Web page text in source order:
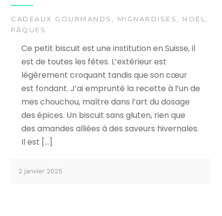
CADEAUX GOURMANDS , MIGNARDISES , NOËL,
PÂQUES
Ce petit biscuit est une institution en Suisse, il
est de toutes les fêtes. L’extérieur est
légèrement croquant tandis que son cœur
est fondant. J’ai emprunté la recette à l’un de
mes chouchou, maître dans l’art du dosage
des épices. Un biscuit sans gluten, rien que
des amandes alliées à des saveurs hivernales.
Il est […]
2 janvier 2025